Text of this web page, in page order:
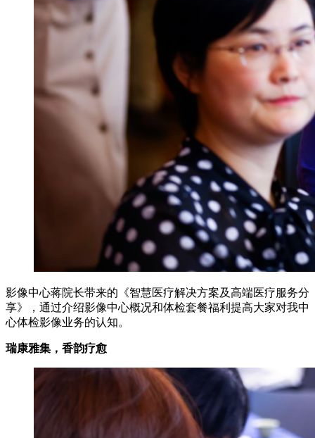
影像中心蒋院长带来的《智慧医疗解决方案及高端医疗服务分
享》，通过介绍影像中心概况和体检套餐福利提高大家对我中
心体检影像业务的认知。
瑞康雅集，香韵疗愈